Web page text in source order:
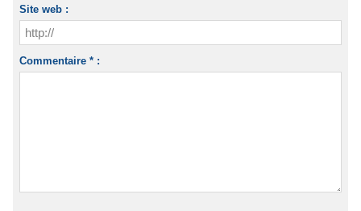
Site web :
Commentaire * :